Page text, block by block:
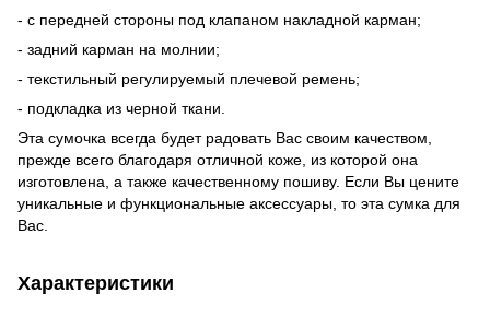
- с передней стороны под клапаном накладной карман;
- задний карман на молнии;
- текстильный регулируемый плечевой ремень;
- подкладка из черной ткани.
Эта сумочка всегда будет радовать Вас своим качеством,
прежде всего благодаря отличной коже, из которой она
изготовлена, а также качественному пошиву. Если Вы цените
уникальные и функциональные аксессуары, то эта сумка для
Вас.
Характеристики